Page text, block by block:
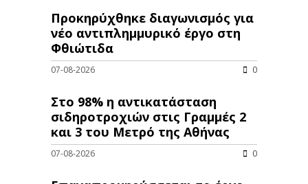
Προκηρύχθηκε διαγωνισμός για
νέo αντιπλημμυρικό έργο στη
Φθιώτιδα
07-08-2026 0
Στο 98% η αντικατάσταση
σιδηροτροχιών στις Γραμμές 2
και 3 του Μετρό της Αθήνας
07-08-2026 0